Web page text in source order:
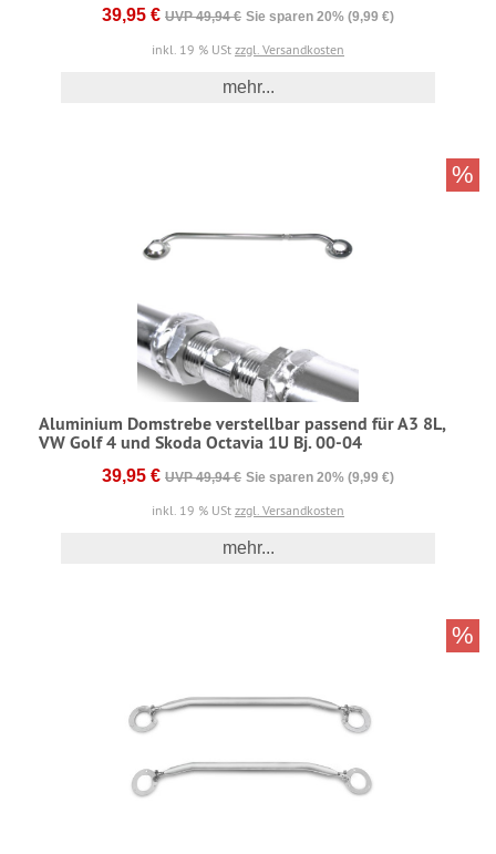
39,95 € UVP 49,94 € Sie sparen 20% (9,99 €)
inkl. 19 % USt zzgl. Versandkosten
mehr...
Aluminium Domstrebe verstellbar passend für A3 8L,
VW Golf 4 und Skoda Octavia 1U Bj. 00-04
39,95 € UVP 49,94 € Sie sparen 20% (9,99 €)
inkl. 19 % USt zzgl. Versandkosten
mehr...
%
%